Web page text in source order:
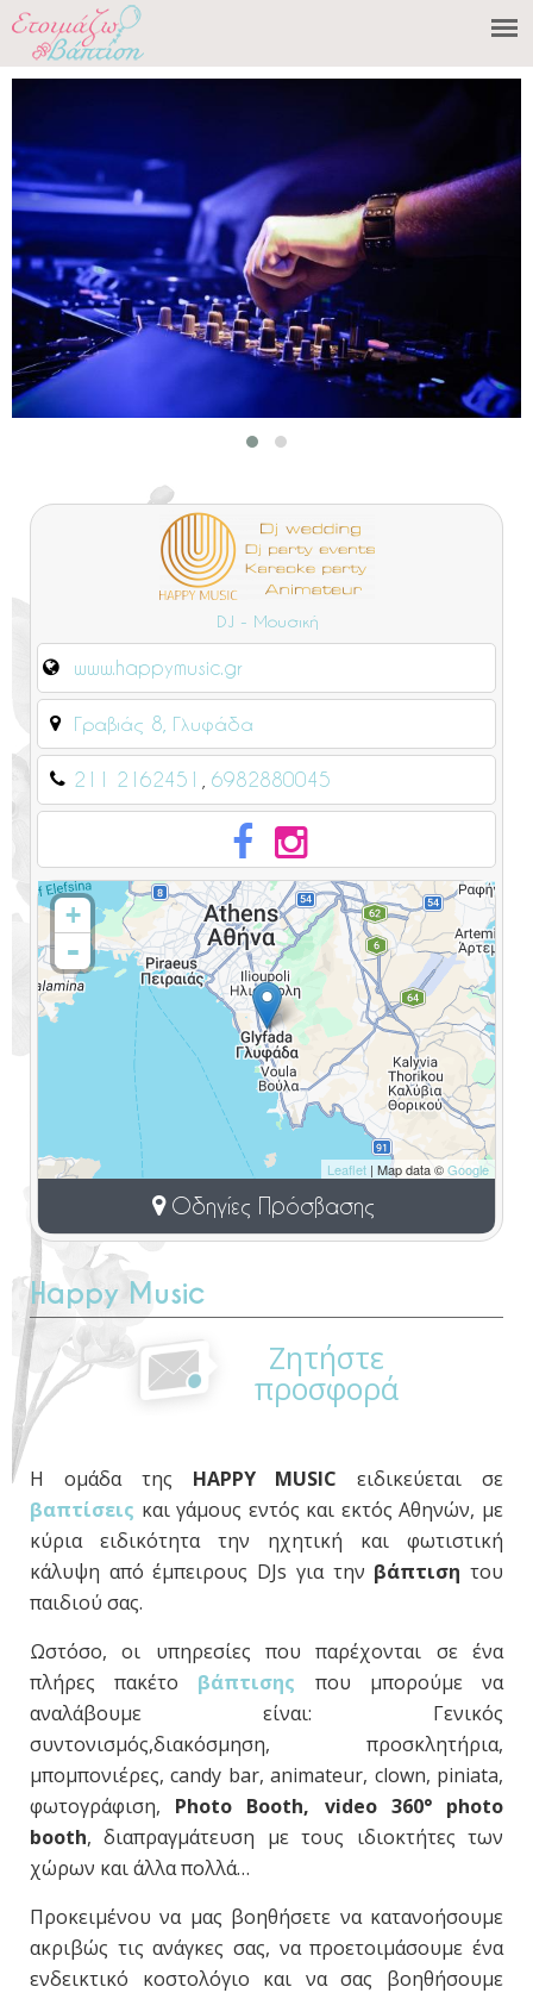
DJ - Μουσική
www.happymusic.gr
Γραβιάς 8, Γλυφάδα
211 2162451 6982880045
+
-
Leaflet | Map data ©Google
Οδηγίες Πρόσβασης
Happy Music
Ζητήστε
προσφορά
Η ομάδα της HAPPY MUSIC ειδικεύεται σε
βαπτίσεις και γάμους εντός και εκτός Αθηνών, με
κύρια ειδικότητα την ηχητική και φωτιστική
κάλυψη από έμπειρους DJs για την βάπτισητου
παιδιού σας.
Ωστόσο, οι υπηρεσίες που παρέχονται σε ένα
πλήρες πακέτο βάπτισης
που μπορούμε να
αναλάβουμε είναι: Γενικός
συντονισμός,διακόσμηση, προσκλητήρια,
μπομπονιέρες, candy bar, animateur, clown, piniata,
φωτογράφιση, Photo Booth, video 360° photo
booth, διαπραγμάτευση με τους ιδιοκτήτες των
χώρων και άλλα πολλά…
Προκειμένου να μας βοηθήσετε να κατανοήσουμε
ακριβώς τις ανάγκες σας, να προετοιμάσουμε ένα
ενδεικτικό κοστολόγιο και να σας βοηθήσουμε